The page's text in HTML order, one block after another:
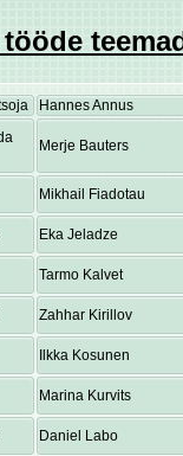
Hannes Annus
Merje Bauters
Mikhail Fiadotau
Eka Jeladze
Tarmo Kalvet
Zahhar Kirillov
Ilkka Kosunen
Marina Kurvits
Daniel Labo